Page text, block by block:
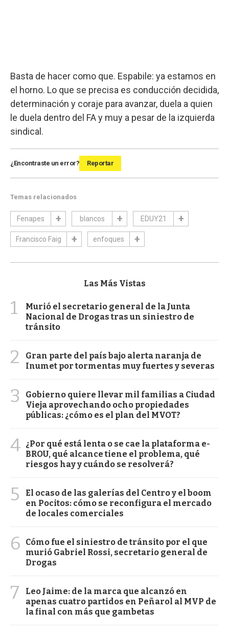
Basta de hacer como que. Espabile: ya estamos en
el horno. Lo que se precisa es conducción decidida,
determinación y coraje para avanzar, duela a quien
le duela dentro del FA y muy a pesar de la izquierda
sindical.
¿Encontraste un error? Reportar
Temas relacionados
Fenapes blancos EDUY21
Francisco Faig enfoques
Las Más Vistas
1
Murió el secretario general de la Junta
Nacional de Drogas tras un siniestro de
tránsito
2
Gran parte del país bajo alerta naranja de
Inumet por tormentas muy fuertes y severas
3
Gobierno quiere llevar mil familias a Ciudad
Vieja aprovechando ocho propiedades
públicas: ¿cómo es el plan del MVOT?
4 ¿Por qué está lenta o se cae la plataforma e-
BROU, qué alcance tiene el problema, qué
riesgos hay y cuándo se resolverá?
5
El ocaso de las galerías del Centro y el boom
en Pocitos: cómo se reconfigura el mercado
de locales comerciales
6
Cómo fue el siniestro de tránsito por el que
murió Gabriel Rossi, secretario general de
Drogas
7
Leo Jaime: de la marca que alcanzó en
apenas cuatro partidos en Peñarol al MVP de
la final con más que gambetas